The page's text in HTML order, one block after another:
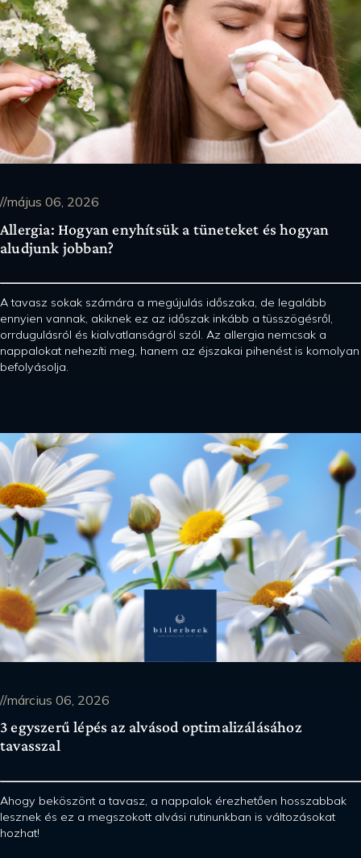
//május 06, 2026
Allergia: Hogyan enyhítsük a tüneteket és hogyan
aludjunk jobban?
A tavasz sokak számára a megújulás időszaka, de legalább
ennyien vannak, akiknek ez az időszak inkább a tüsszögésről,
orrdugulásról és kialvatlanságról szól. Az allergia nemcsak a
nappalokat nehezíti meg, hanem az éjszakai pihenést is komolyan
befolyásolja.
//március 06, 2026
3 egyszerű lépés az alvásod optimalizálásához
tavasszal
Ahogy beköszönt a tavasz, a nappalok érezhetően hosszabbak
lesznek és ez a megszokott alvási rutinunkban is változásokat
hozhat!